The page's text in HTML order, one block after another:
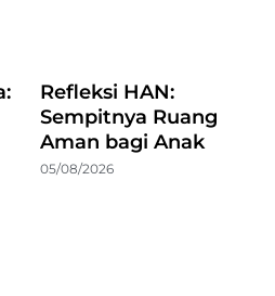
Refleksi HAN:
Sempitnya Ruang
Aman bagi Anak
05/08/2026